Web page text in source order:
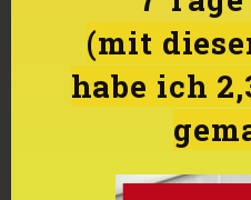
PINTEREST
(mit
habe ich